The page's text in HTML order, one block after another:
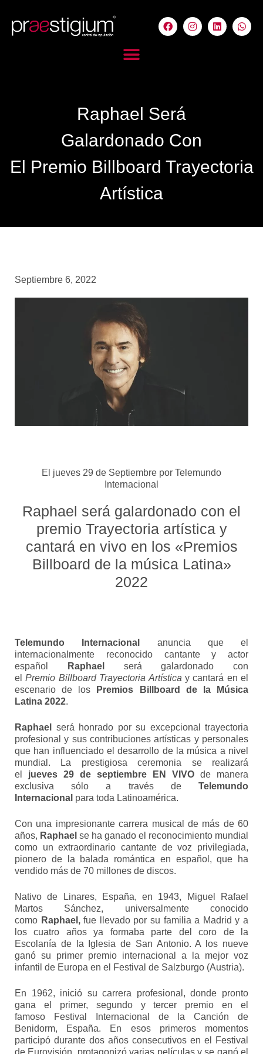
Raphael Será
Galardonado Con
El Premio Billboard Trayectoria
Artística
Septiembre 6, 2022
El jueves 29 de Septiembre por Telemundo
Internacional
Raphael será galardonado con el
premio Trayectoria artística y
cantará en vivo en los «Premios
Billboard de la música Latina»
2022
Telemundo Internacional anuncia que el
internacionalmente reconocido cantante y actor
español
Raphael será galardonado
con
elPremio Billboard Trayectoria Artística y cantará en el
escenario de los
Premios Billboard de la Música
Latina 2022.
Raphael será honrado por su excepcional
trayectoria
profesional y sus contribuciones artísticas y personales
que han influenciado el desarrollo de la música a nivel
mundial. La prestigiosa ceremonia se realizará
el jueves 29 de septiembre EN VIVO de manera
exclusiva sólo a través de Telemundo
Internacional para toda Latinoamérica.
Con una impresionante carrera musical de más de 60
años, Raphael se ha ganado el reconocimiento mundial
como un extraordinario cantante de voz privilegiada,
pionero de la balada romántica en español, que ha
vendido más de 70 millones de discos.
Nativo de Linares, España, en 1943, Miguel Rafael
Martos Sánchez, universalmente conocido
como Raphael,fue llevado por su familia a Madrid y a
los cuatro años ya formaba parte del coro de la
Escolanía de la Iglesia de San Antonio. A los nueve
ganó su primer premio internacional a la mejor voz
infantil de Europa en el Festival de Salzburgo (Austria).
En 1962, inició su carrera profesional, donde pronto
gana el primer, segundo y tercer premio en el
famoso Festival Internacional de la Canción de
Benidorm, España. En esos primeros momentos
participó durante dos años consecutivos en el Festival